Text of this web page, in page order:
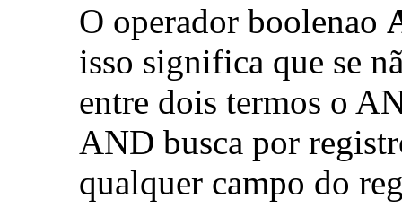
O operador boolenao
isso significa que se
entre dois termos o
AND busca por
qualquer campo do